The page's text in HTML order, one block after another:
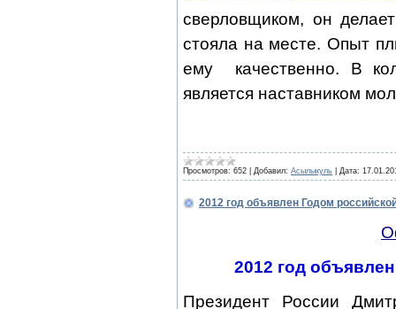
сверловщиком, он
стояла на месте. Опыт
ему
качественно. В
является наставником
Просмотров: 652 Добавил: Асылыкуль Дата:
2012 год объявлен Годом
2012 год
Президент России